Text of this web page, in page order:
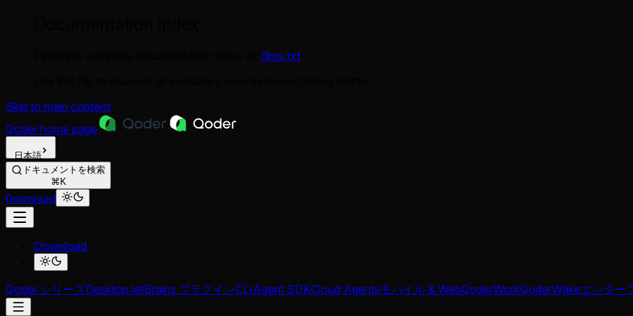
/llms.txt
Skip to main content
Qoder home page
日本語
ドキュメントを検索
⌘K
Download
Download
Qoder シリーズDesktopJetBrains プラグインCLIAgent SDKCloud Agentsモバイル & WebQoderWorkQoderWakeエンター